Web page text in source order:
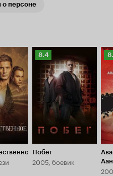
о персоне
Рейтинг
Кинопоиска
8.4
8.4
Побег
2005, боевик